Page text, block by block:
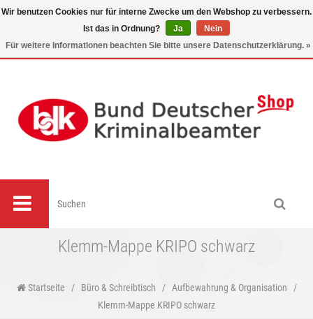
Klemm-Mappe KRIPO schwarz
Startseite / Büro & Schreibtisch / Aufbewahrung & Organisation
/
Klemm-Mappe KRIPO schwarz
Wir benutzen Cookies nur für interne Zwecke um den Webshop zu verbessern.
Ist das in Ordnung?
Ja
Nein
Für weitere Informationen beachten Sie bitte unsere Datenschutzerklärung. »